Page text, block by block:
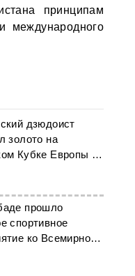
принципам
международного
дзюдоист
золото на
Кубке Европы в
прошло
спортивное
ко Всемирному